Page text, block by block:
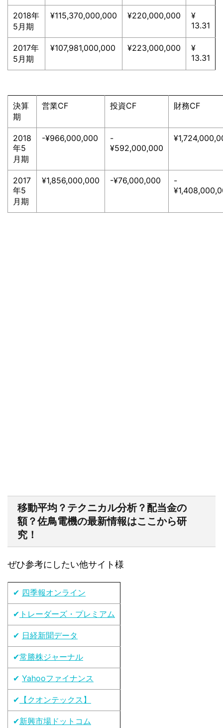
2018年
5月期
¥115,370,000,000 ¥220,000,000
¥
13.31
2017年
5月期
¥107,981,000,000 ¥223,000,000
¥
13.31
決算
期
営業CF 投資CF 財務CF
2018
年5
月期
-¥966,000,000
-
¥592,000,000
2017
年5
月期
¥1,856,000,000 -¥76,000,000
-
移動平均？テクニカル分析？配当金の
額？佐鳥電機の最新情報はここから研
究！
ぜひ参考にしたい他サイト様
✔ 四季報オンライン
✔ トレーダーズ・プレミアム
✔ 日経新聞データ
✔常勝株ジャーナル
✔ Yahooファイナンス
✔ 【クオンテックス】
✔新興市場ドットコム